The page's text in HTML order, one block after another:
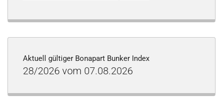
Aktuell gültiger Bonapart Bunker Index
28/2026 vom 07.08.2026